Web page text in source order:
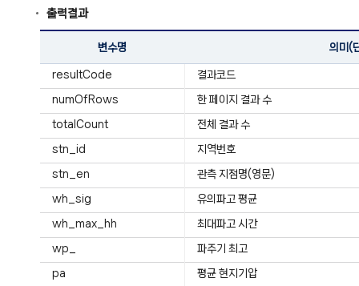
출력결과
변수명 의미(
resultCode 결과코드
numOfRows 한 페이지 결과 수
totalCount 전체 결과 수
stn_id 지역번호
stn_en 관측 지점명(영문)
wh_sig 유의파고 평균
wh_max_hh 최대파고 시간
wp_ 파주기 최고
pa 평균 현지기압